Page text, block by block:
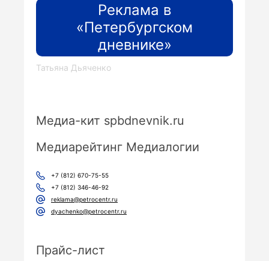
Реклама в
«Петербургском
дневнике»
Татьяна Дьяченко
Медиа-кит spbdnevnik.ru
Медиарейтинг Медиалогии
+7 (812) 670-75-55
+7 (812) 346-46-92
reklama@petrocentr.ru
dyachenko@petrocentr.ru
Прайс-лист